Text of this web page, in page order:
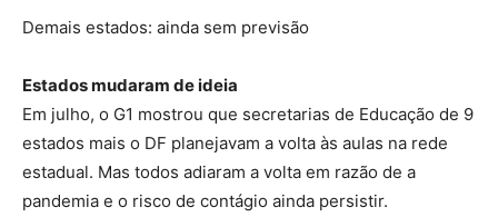
Demais estados: ainda sem previsão
Estados mudaram de ideia
Em julho, o G1 mostrou que secretarias de Educação de 9
estados mais o DF planejavam a volta às aulas na rede
estadual. Mas todos adiaram a volta em razão de a
pandemia e o risco de contágio ainda persistir.